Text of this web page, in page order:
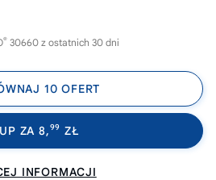
® 30660 z ostatnich 30 dni
10 OFERT
ZA 8,99 ZŁ
INFORMACJI